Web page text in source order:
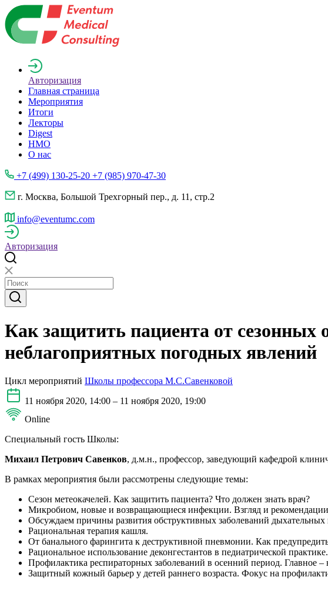
Авторизация
Главная страница
Мероприятия
Итоги
Лекторы
Digest
НМО
О нас
+7 (499) 130-25-20 +7 (985) 970-47-30
г. Москва, Большой Трехгорный пер., д. 11, стр.2
info@eventumc.com
Авторизация
Как защитить пациента от сезонных
неблагоприятных погодных явлений
Цикл мероприятий Школы профессора М.С.Савенковой
11 ноября 2020, 14:00 – 11 ноября 2020, 19:00
Online
Специальный гость Школы:
Михаил Петрович Савенков, д.м.н., профессор, заведующий кафедрой
В рамках мероприятия были рассмотрены следующие темы:
Сезон метеокачелей. Как защитить пациента? Что должен знать врач?
Микробиом, новые и возвращающиеся инфекции. Взгляд и
Обсуждаем причины развития обструктивных заболеваний
Рациональная терапия кашля.
От банального фарингита к деструктивной пневмонии. Как
Рациональное использование деконгестантов в педиатрической практике.
Профилактика респираторных заболеваний в осенний период. Главное –
Защитный кожный барьер у детей раннего возраста. Фокус на